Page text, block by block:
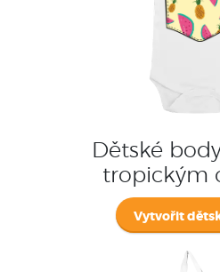
Dětské
tropickým
Vytvořit